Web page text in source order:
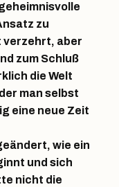
zu
verzehrt, aber
zum Schluß
die Welt
man selbst
eine neue Zeit
wie ein
und sich
nicht die